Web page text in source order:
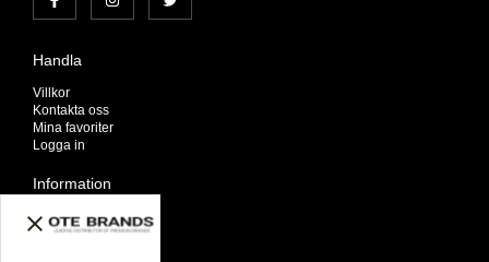
Handla
Villkor
Kontakta oss
Mina favoriter
Logga in
Information
Om oss
Nyheter